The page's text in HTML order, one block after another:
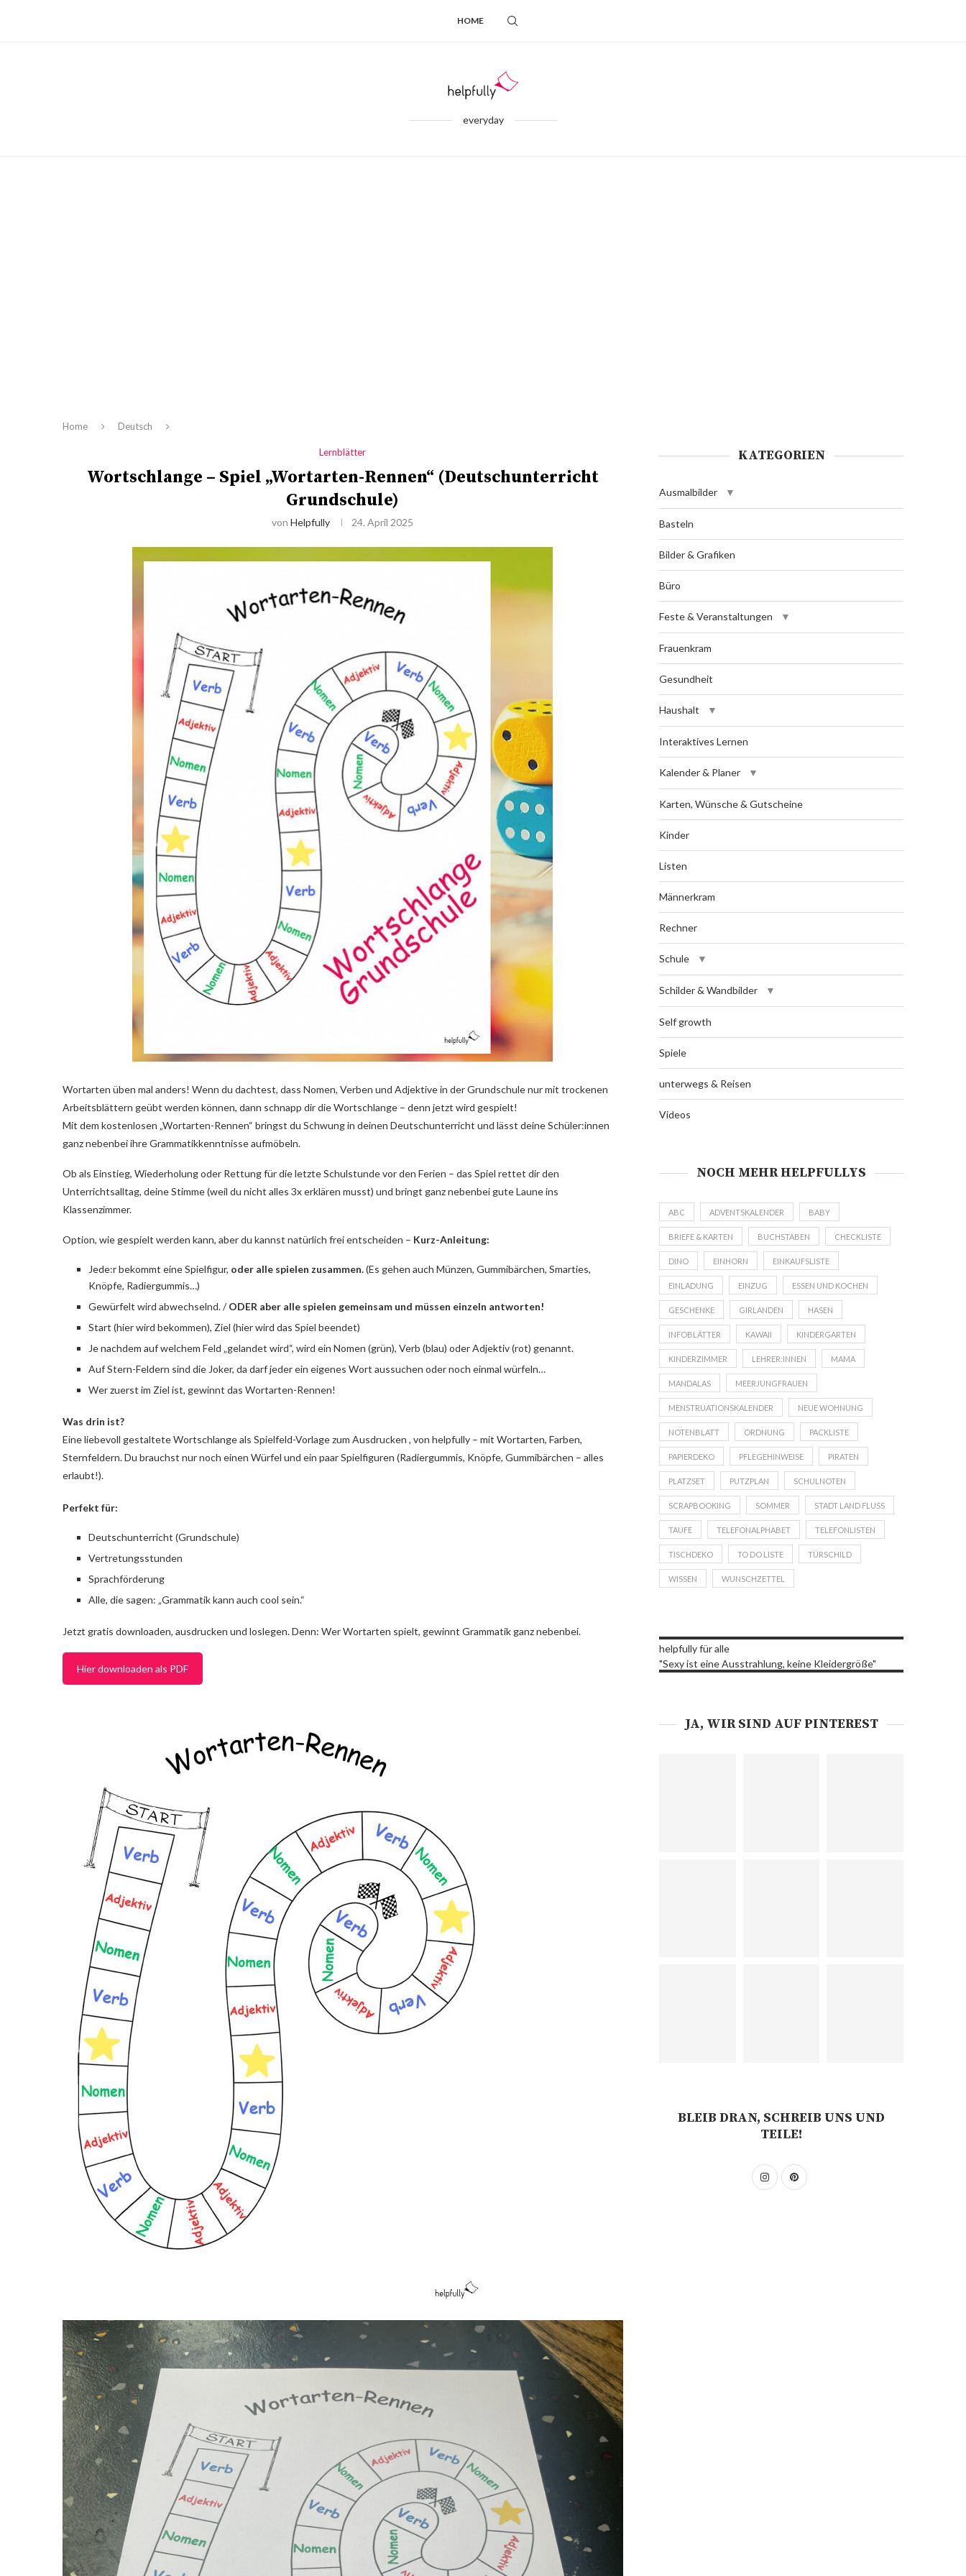
HOME
everyday
Home Deutsch
Lernblätter
Wortschlange – Spiel „Wortarten-Rennen“ (Deutschunterricht
Grundschule)
vonHelpfully 24. April 2025
Wortarten üben mal anders! Wenn du dachtest, dass Nomen, Verben und Adjektive in der Grundschule nur mit trockenen
Arbeitsblättern geübt werden können, dann schnapp dir die Wortschlange – denn jetzt wird gespielt!
Mit dem kostenlosen „Wortarten-Rennen“ bringst du Schwung in deinen Deutschunterricht und lässt deine Schüler:innen
ganz nebenbei ihre Grammatikkenntnisse aufmöbeln.
Ob als Einstieg, Wiederholung oder Rettung für die letzte Schulstunde vor den Ferien – das Spiel rettet dir den
Unterrichtsalltag, deine Stimme (weil du nicht alles 3x erklären musst) und bringt ganz nebenbei gute Laune ins
Klassenzimmer.
Option, wie gespielt werden kann, aber du kannst natürlich frei entscheiden – Kurz-Anleitung:
Jede:r bekommt eine Spielfigur, oder alle spielen zusammen.(Es gehen auch Münzen, Gummibärchen, Smarties,
Knöpfe, Radiergummis…)
Gewürfelt wird abwechselnd. /ODER aber alle spielen gemeinsam und müssen einzeln antworten!
Start (hier wird bekommen), Ziel (hier wird das Spiel beendet)
Je nachdem auf welchem Feld „gelandet wird“, wird ein Nomen (grün), Verb (blau) oder Adjektiv (rot) genannt.
Auf Stern-Feldern sind die Joker, da darf jeder ein eigenes Wort aussuchen oder noch einmal würfeln…
Wer zuerst im Ziel ist, gewinnt das Wortarten-Rennen!
Was drin ist?
Eine liebevoll gestaltete Wortschlange als Spielfeld-Vorlage zum Ausdrucken , von helpfully – mit Wortarten, Farben,
Sternfeldern. Du brauchst nur noch einen Würfel und ein paar Spielfiguren (Radiergummis, Knöpfe, Gummibärchen – alles
erlaubt!).
Perfekt für:
Deutschunterricht (Grundschule)
Vertretungsstunden
Sprachförderung
Alle, die sagen: „Grammatik kann auch cool sein.“
Jetzt gratis downloaden, ausdrucken und loslegen. Denn: Wer Wortarten spielt, gewinnt Grammatik ganz nebenbei.
Hier downloaden als PDF
KATEGORIEN
Ausmalbilder
Basteln
Bilder & Grafiken
Büro
Feste & Veranstaltungen
Frauenkram
Gesundheit
Haushalt
Interaktives Lernen
Kalender & Planer
Karten, Wünsche & Gutscheine
Kinder
Listen
Männerkram
Rechner
Schule
Schilder & Wandbilder
Self growth
Spiele
unterwegs & Reisen
Videos
NOCH MEHR HELPFULLYS
ABC ADVENTSKALENDER BABY
BRIEFE & KARTEN BUCHSTABEN CHECKLISTE
DINO EINHORN EINKAUFSLISTE
EINLADUNG EINZUG ESSEN UND KOCHEN
GESCHENKE GIRLANDEN HASEN
INFOBLÄTTER KAWAII KINDERGARTEN
KINDERZIMMER LEHRER:INNEN MAMA
MANDALAS MEERJUNGFRAUEN
MENSTRUATIONSKALENDER NEUE WOHNUNG
NOTENBLATT ORDNUNG PACKLISTE
PAPIERDEKO PFLEGEHINWEISE PIRATEN
PLATZSET PUTZPLAN SCHULNOTEN
SCRAPBOOKING SOMMER STADT LAND FLUSS
TAUFE TELEFONALPHABET TELEFONLISTEN
TISCHDEKO TO DO LISTE TÜRSCHILD
WISSEN WUNSCHZETTEL
helpfully für alle
"Sexy ist eine Ausstrahlung, keine Kleidergröße"
JA, WIR SIND AUF PINTEREST
BLEIB DRAN, SCHREIB UNS UND
TEILE!